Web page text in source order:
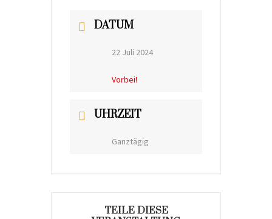
DATUM
22 Juli 2024
Vorbei!
UHRZEIT
Ganztägig
TEILE DIESE